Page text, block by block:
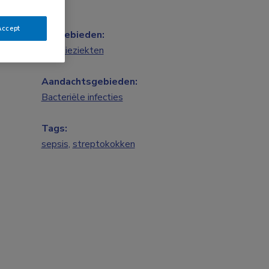
Vakgebieden:
Infectieziekten
Aandachtsgebieden:
Bacteriële infecties
Tags:
sepsis, streptokokken